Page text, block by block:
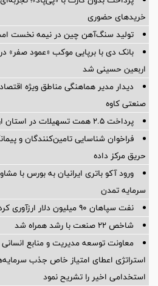
خریدهای حضوری
تولید سنگ‌آهن چین در نیمه نخست امسال ۷ درصد
بانک دی با برپایی موکب «عمود صفر» در
اربعین حسینی شد
دیدار مدیر هماهنگی مناطق ویژه
صنعتی کاوه
پرداخت ۲.۵ همت تسهیلات در استان اردبیل طی سال ۱۴۰۴
فراخوان شناسایی تامین‌کنندگان و
حریق مرکز داده
ورود آکو باتری ایرانیان به بورس با
سرمایه تمدن
نفت سپاهان ۹۰ میلیون دلار ارزآوری کرد
شاخص ۲۲ صنعت با رشد همراه شد
معاونت توسعه مدیریت و منابع
استراتژی اعطای امتیاز خاص جذب
استخدامی اخیر را تشریح نمود